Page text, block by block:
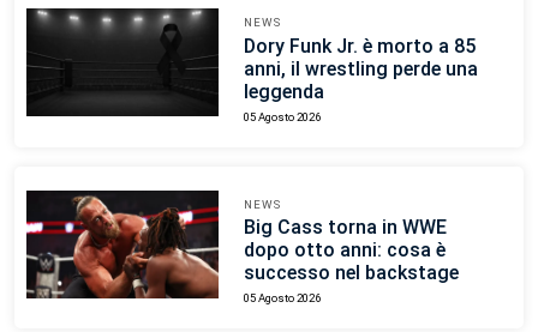
NEWS
Dory Funk Jr. è morto a 85
anni, il wrestling perde una
leggenda
05 Agosto 2026
NEWS
Big Cass torna in WWE
dopo otto anni: cosa è
successo nel backstage
05 Agosto 2026